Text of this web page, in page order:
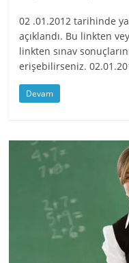
02 .01.2012 tarihinde
açıklandı. Bu linkten
linkten sınav
erişebilirseniz.
Devam